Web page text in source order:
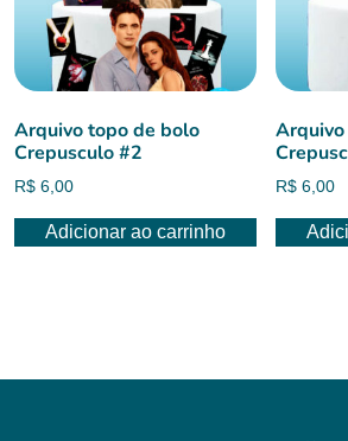
Arquivo topo de bolo
Crepusculo #2
R$ 6,00
Adicionar ao carrinho
R$ 6,00